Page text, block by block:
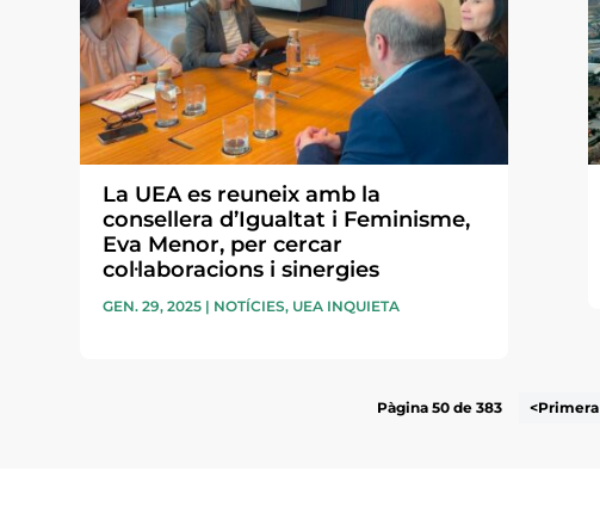
La UEA es reuneix amb la
consellera d’Igualtat i Feminisme,
Eva Menor, per cercar
col·laboracions i sinergies
GEN. 29, 2025 | NOTÍCIES, UEA INQUIETA
Pàgina 50 de 383 <Primera